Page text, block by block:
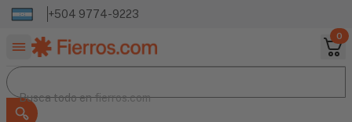
+504 9774-9223
0
Buscar productos
Busca todo en
Busca todo enfierros.com